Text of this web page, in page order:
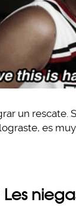
un rescate.
es